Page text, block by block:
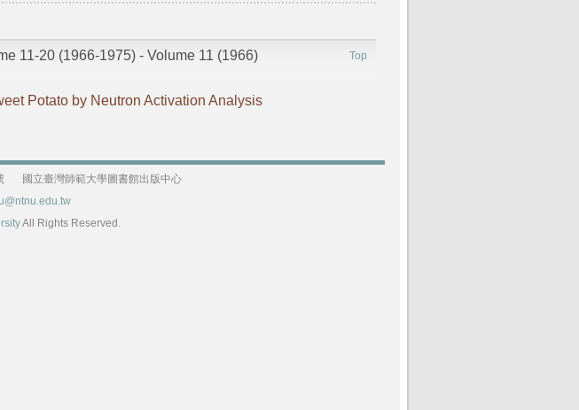
11-20 (1966-1975) - Volume 11 (1966) Top
Potato by Neutron Activation Analysis
國立臺灣師範大學圖書館出版中心
All Rights Reserved.